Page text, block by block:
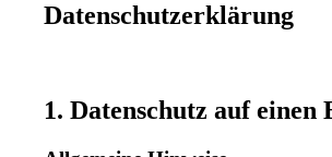
Datenschutzerklärung
1. Datenschutz auf einen